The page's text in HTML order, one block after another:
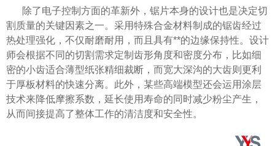
除了电子控制方面的革新外，锯片本身的设计也是决定切
割质量的关键因素之一。采用特殊合金材料制成的锯齿经过
热处理强化，不仅耐磨耐用，而且具有**的边缘保持性。设计
师会根据不同的切割需求定制齿形角度和密度分布，比如细
密的小齿适合薄型纸张精细裁断，而宽大深沟的大齿则更利
于厚板材料的快速分离。此外，某些高端模型还会运用涂层
技术来降低摩擦系数，延长使用寿命的同时减少粉尘产生，
从而间接提高了整体工作的清洁度和安全性。